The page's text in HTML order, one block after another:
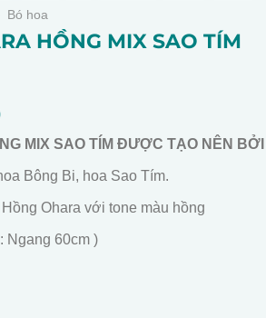
Bó hoa
HỒNG MIX SAO TÍM
hiện
tại
là:
300.000.
MIX SAO TÍM ĐƯỢC TẠO NÊN BỞI
Bông Bi, hoa Sao Tím.
Ohara với tone màu hồng
Ngang 60cm )